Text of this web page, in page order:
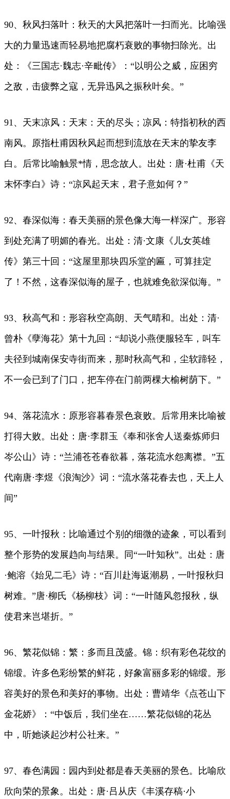
90、秋风扫落叶：秋天的大风把落叶一扫而光。比喻强
大的力量迅速而轻易地把腐朽衰败的事物扫除光。出
处：《三国志·魏志·辛毗传》：“以明公之威，应困穷
之敌，击疲弊之寇，无异迅风之振秋叶矣。”
91、天末凉风：天末：天的尽头；凉风：特指初秋的西
南风。原指杜甫因秋风起而想到流放在天末的挚友李
白。后常比喻触景*情，思念故人。出处：唐·杜甫《天
末怀李白》诗：“凉风起天末，君子意如何？”
92、春深似海：春天美丽的景色像大海一样深广。形容
到处充满了明媚的春光。出处：清·文康《儿女英雄
传》第三十回：“这屋里那块四乐堂的匾，可算挂定
了！不然，这春深似海的屋子，也就难免欲深似海。”
93、秋高气和：形容秋空高朗、天气晴和。出处：清·
曾朴《孽海花》第十九回：“却说小燕便服轻车，叫车
夫径到城南保安寺街而来，那时秋高气和，尘软蹄轻，
不一会已到了门口，把车停在门前两棵大榆树荫下。”
94、落花流水：原形容暮春景色衰败。后常用来比喻被
打得大败。出处：唐·李群玉《奉和张舍人送秦炼师归
岑公山》诗：“兰浦苍苍春欲暮，落花流水怨离襟。”五
代南唐·李煜《浪淘沙》词：“流水落花春去也，天上人
间”
95、一叶报秋：比喻通过个别的细微的迹象，可以看到
整个形势的发展趋向与结果。同“一叶知秋”。出处：唐
·鲍溶《始见二毛》诗：“百川赴海返潮易，一叶报秋归
树难。”唐·柳氏《杨柳枝》词：“一叶随风忽报秋，纵
使君来岂堪折。”
96、繁花似锦：繁：多而且茂盛。锦：织有彩色花纹的
锦缎。许多色彩纷繁的鲜花，好象富丽多彩的锦缎。形
容美好的景色和美好的事物。出处：曹靖华《点苍山下
金花娇》：“中饭后，我们坐在……繁花似锦的花丛
中，听她谈起沙村公社来。”
97、春色满园：园内到处都是春天美丽的景色。比喻欣
欣向荣的景象。出处：唐·吕从庆《丰溪存稿·小